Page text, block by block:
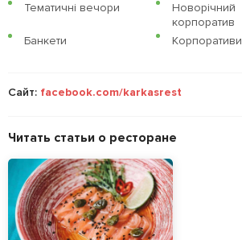
Тематичні вечори
Новорічний
корпоратив
Банкети
Корпоративи
Сайт: facebook.com/karkasrest
Читать статьи о ресторане